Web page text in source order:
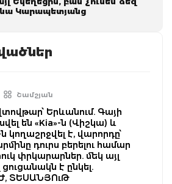
Կարապետյանց
Շամշյան
Երևանում. Գայի
են «Kia»-ն (Վիշկա) և
կողաշրջվել է, վարորդը՝
դուրս բերելու համար
փրկարարներ. մեկ այլ
է ընկել.
ՏԵՍԱՆՅՈւԹ